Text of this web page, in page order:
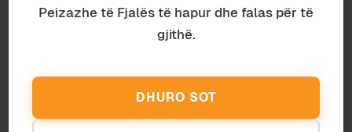
Discover more from Peizazhe të fjalës
Subscribe to get the latest posts sent to your email.
Subscribe
Peizazhe të Fjalës të hapur dhe falas për të
gjithë.
DHURO SOT